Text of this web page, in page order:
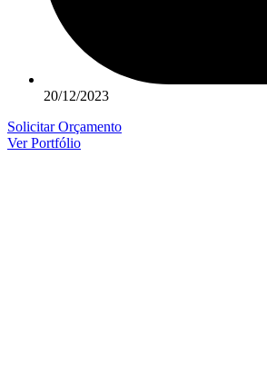
20/12/2023
Solicitar Orçamento
Ver Portfólio